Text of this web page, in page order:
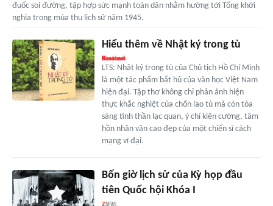
đuốc soi đường, tập hợp sức mạnh toàn dân nhằm hướng tới Tổng khởi
nghĩa trong mùa thu lịch sử năm 1945.
Hiểu thêm về Nhật ký trong tù
LTS: Nhật ký trong tù của Chủ tịch Hồ Chí Minh
là một tác phẩm bất hủ của văn học Việt Nam
hiện đại. Tập thơ không chỉ phản ánh hiện
thực khắc nghiệt của chốn lao tù mà còn tỏa
sáng tinh thần lạc quan, ý chí kiên cường, tâm
hồn nhân văn cao đẹp của một chiến sĩ cách
mạng vĩ đại.
Bốn giờ lịch sử của Kỳ họp đầu
tiên Quốc hội Khóa I